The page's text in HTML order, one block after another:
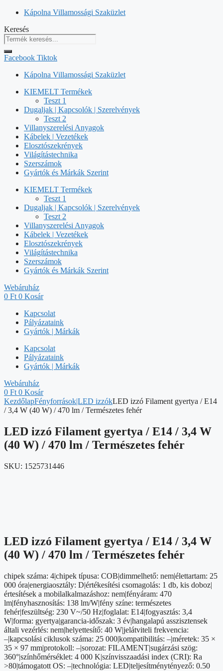
Kilépés
tartalomba
Kápolna Villamossági Szaküzlet
Keresés
Facebook Tiktok
Kápolna Villamossági Szaküzlet
KIEMELT Termékek
Teszt 1
Dugaljak | Kapcsolók | Szerelvények
Teszt 2
Villanyszerelési Anyagok
Kábelek | Vezetékek
Elosztószekrények
Világítástechnika
Szerszámok
Gyártók és Márkák Szerint
KIEMELT Termékek
Teszt 1
Dugaljak | Kapcsolók | Szerelvények
Teszt 2
Villanyszerelési Anyagok
Kábelek | Vezetékek
Elosztószekrények
Világítástechnika
Szerszámok
Gyártók és Márkák Szerint
Webáruház
0 Ft 0 Kosár
Kapcsolat
Pályázataink
Gyártók | Márkák
Kapcsolat
Pályázataink
Gyártók | Márkák
Webáruház
0 Ft 0 Kosár
KezdőlapFényforrások|LED izzókLED izzó Filament gyertya / E14
/ 3,4 W (40 W) / 470 lm / Természetes fehér
LED izzó Filament gyertya / E14 / 3,4 W
(40 W) / 470 lm / Természetes fehér
SKU: 1525731446
LED izzó Filament gyertya / E14 / 3,4 W
(40 W) / 470 lm / Természetes fehér
chipek száma: 4|chipek típusa: COB|dimmelhető: nem|élettartam: 25
000 óra|energiaosztály: D|értékesítési csomagolás: 1 db, kis doboz|
értesítések a mobilalkalmazáshoz: nem|fényáram: 470
lm|fényhasznosítás: 138 lm/W|fény színe: természetes
fehér|feszültség: 230 V~/50 Hz|foglalat: E14|fogyasztás: 3,4
W|forma: gyertya|garancia-időszak: 3 év|hangalapú asszisztensek
általi vezérlés: nem|helyettesítő: 40 W|jelátviteli frekvencia:
–|kapcsolási ciklusok száma: 25 000|kompatibilitás: –|méretek: 35 ×
35 × 97 mm|protokoll: –|sorozat: FILAMENT|sugárzási szög:
360°|színhőmérséklet: 4 000 K|színvisszaadási index (CRI): Ra
>80|támogatott OS: –|technológia: LED|teljesítménytényező: 0.50